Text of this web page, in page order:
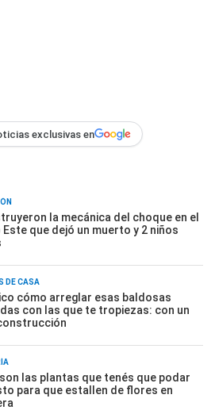
exclusivas en
la mecánica del choque en el
que dejó un muerto y 2 niños
DE CASA
cómo arreglar esas baldosas
con las que te tropiezas: con un
las plantas que tenés que podar
para que estallen de flores en